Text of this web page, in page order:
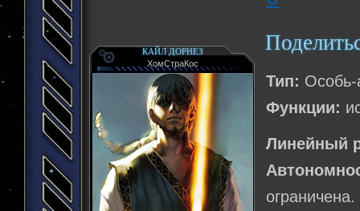
КАЙЛ ДОРНЕЗ
ХомСтраКос
Тип: Особь-
Функции:
Линейный
ограничена.